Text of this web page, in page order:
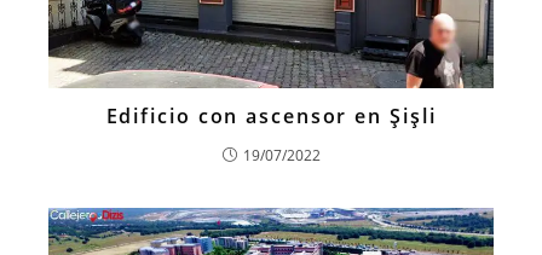
Edificio con ascensor en Şişli
19/07/2022